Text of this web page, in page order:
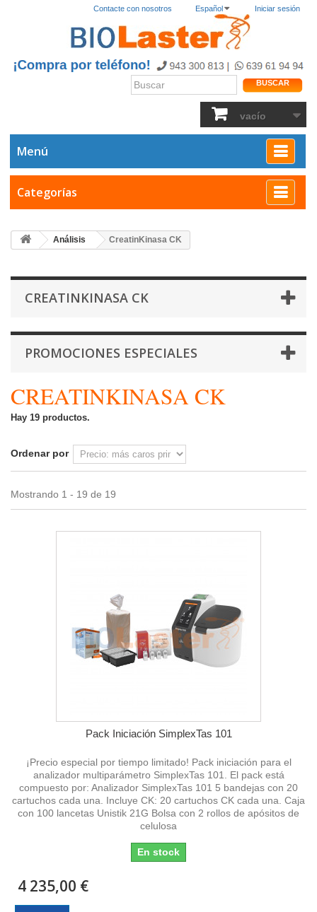
Iniciar sesión
Español
Contacte con nosotros
BUSCAR
vacío
Menú
Categorías
Análisis CreatinKinasa CK
CREATINKINASA CK
PROMOCIONES ESPECIALES
CREATINKINASA CK
Hay 19 productos.
Ordenar por
Mostrando 1 - 19 de 19
Pack Iniciación SimplexTas 101
¡Precio especial por tiempo limitado! Pack iniciación para el
analizador multiparámetro SimplexTas 101. El pack está
compuesto por: Analizador SimplexTas 101 5 bandejas con 20
cartuchos cada una. Incluye CK: 20 cartuchos CK cada una. Caja
con 100 lancetas Unistik 21G Bolsa con 2 rollos de apósitos de
celulosa
En stock
4 235,00 €